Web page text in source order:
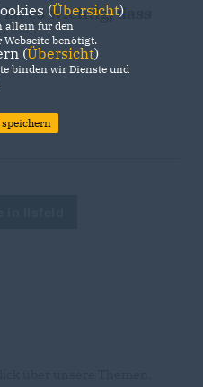
es wichtig, dass
(Übersicht)
allein für den
benötigt.
(Übersicht)
binden wir Dienste und